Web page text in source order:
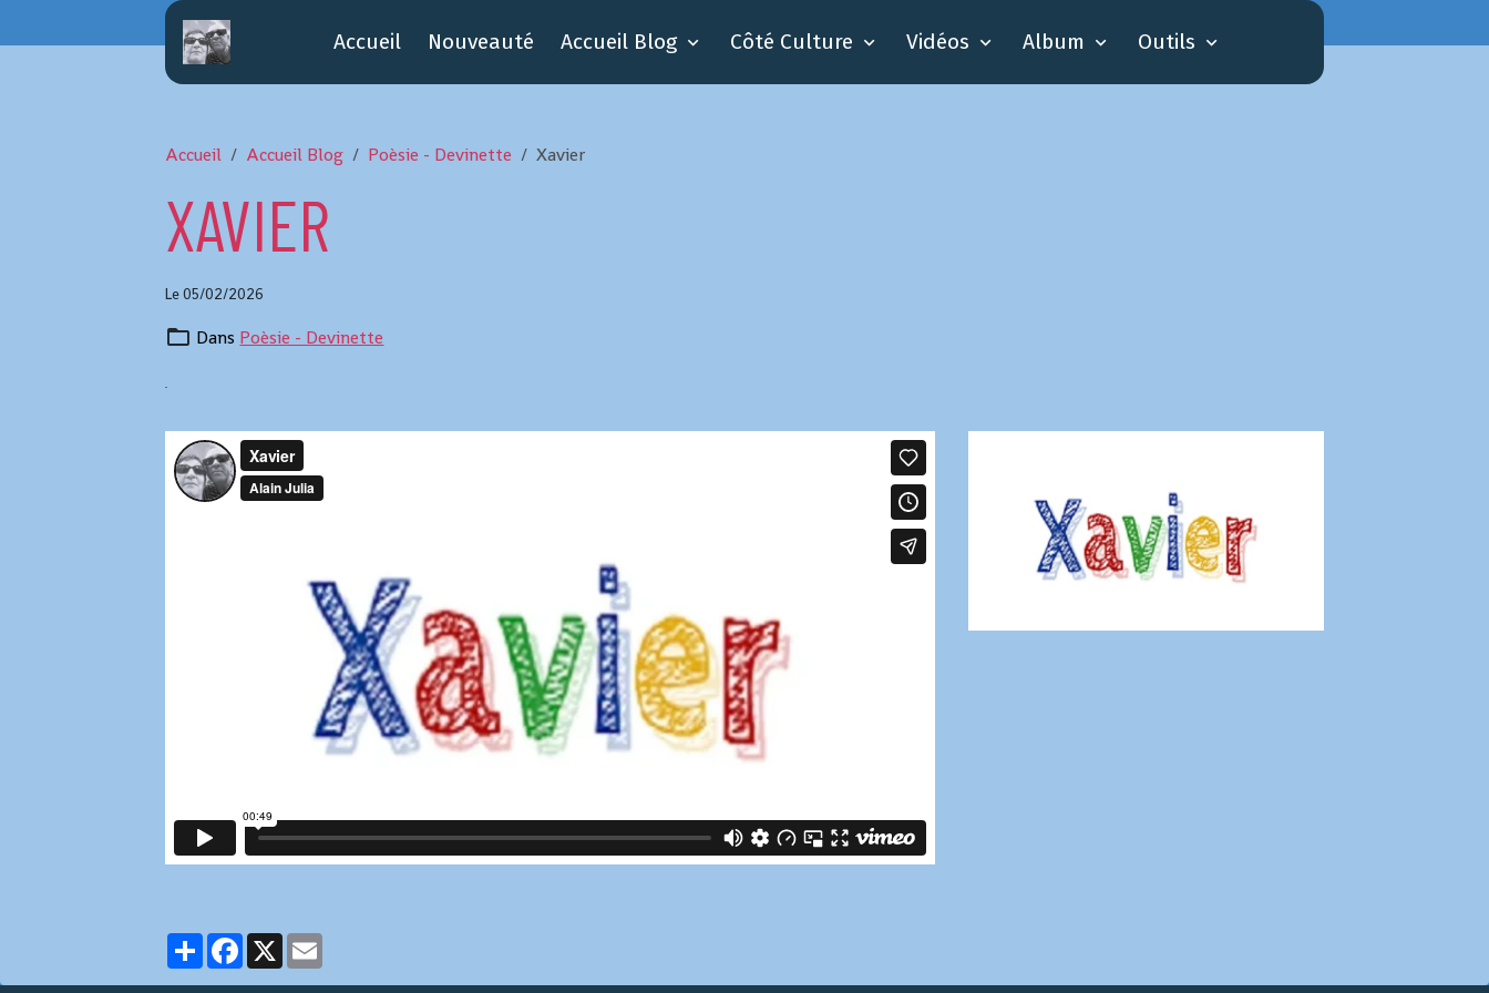
Accueil Nouveauté Accueil Blog Côté Culture Vidéos Album Outils
Accueil Accueil Blog Poèsie - Devinette Xavier
XAVIER
Le 05/02/2026
Dans Poèsie - Devinette
.
PartagerFacebook
X